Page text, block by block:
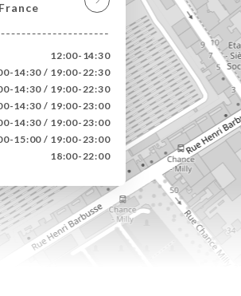
12:00-14:30
14:30 / 19:00-22:30
14:30 / 19:00-22:30
14:30 / 19:00-23:00
14:30 / 19:00-23:00
15:00 / 19:00-23:00
18:00-22:00